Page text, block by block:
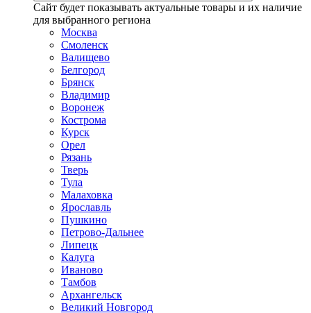
Сайт будет показывать актуальные товары и их наличие
для выбранного региона
Москва
Смоленск
Валищево
Белгород
Брянск
Владимир
Воронеж
Кострома
Курск
Орел
Рязань
Тверь
Тула
Малаховка
Ярославль
Пушкино
Петрово-Дальнее
Липецк
Калуга
Иваново
Тамбов
Архангельск
Великий Новгород